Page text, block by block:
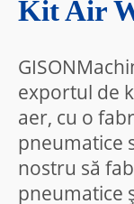
Kit Air
exportul de
aer, cu o
pneumatice
nostru să
pneumatice